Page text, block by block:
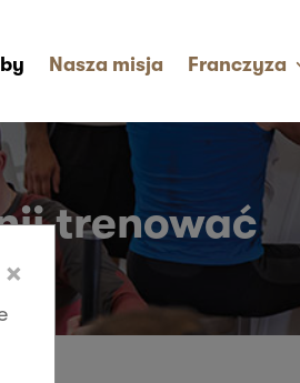
Nasza misja Franczyza
trenować​
×